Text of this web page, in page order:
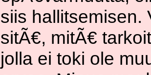
siis hallitsemisen.
sitÃ€, mitÃ€
jolla ei toki ole